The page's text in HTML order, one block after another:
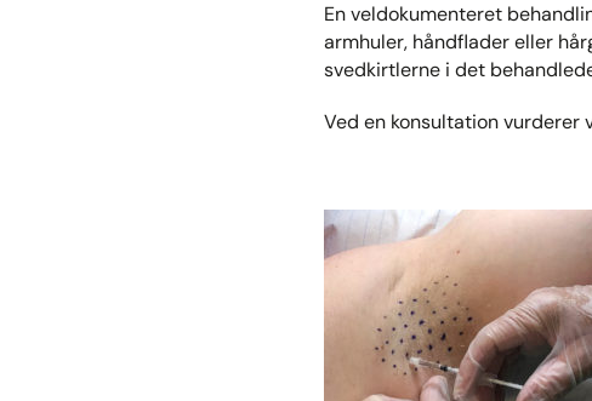
En veldokumenteret
armhuler, håndflader eller
svedkirtlerne i det
Ved en konsultation